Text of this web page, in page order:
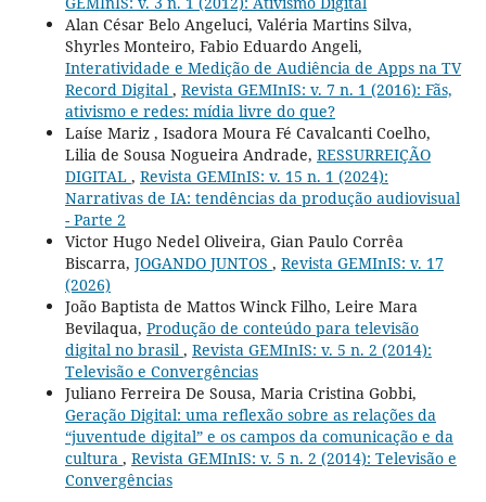
Alan César Belo Angeluci, Valéria Martins Silva,
Shyrles Monteiro, Fabio Eduardo Angeli,
Interatividade e Medição de Audiência de Apps na TV
Record Digital , Revista GEMInIS: v. 7 n. 1 (2016): Fãs,
ativismo e redes: mídia livre do que?
Laíse Mariz , Isadora Moura Fé Cavalcanti Coelho,
Lilia de Sousa Nogueira Andrade, RESSURREIÇÃO
DIGITAL , Revista GEMInIS: v. 15 n. 1 (2024):
Narrativas de IA: tendências da produção audiovisual
- Parte 2
Victor Hugo Nedel Oliveira, Gian Paulo Corrêa
Biscarra, JOGANDO JUNTOS , Revista GEMInIS: v. 17
(2026)
João Baptista de Mattos Winck Filho, Leire Mara
Bevilaqua, Produção de conteúdo para televisão
digital no brasil , Revista GEMInIS: v. 5 n. 2 (2014):
Televisão e Convergências
Juliano Ferreira De Sousa, Maria Cristina Gobbi,
Geração Digital: uma reflexão sobre as relações da
“juventude digital” e os campos da comunicação e da
cultura , Revista GEMInIS: v. 5 n. 2 (2014): Televisão e
Convergências